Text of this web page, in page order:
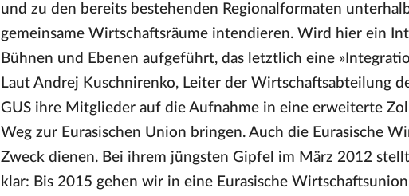
und zu den bereits bestehenden Regionalformaten
gemeinsame Wirtschaftsräume intendieren. Wird hier ein
Bühnen und Ebenen aufgeführt, das letztlich eine
Laut Andrej Kuschnirenko, Leiter der Wirtschaftsabteilung
GUS ihre Mitglieder auf die Aufnahme in eine erweiterte
Weg zur Eurasischen Union bringen. Auch die Eurasische
Zweck dienen. Bei ihrem jüngsten Gipfel im März 2012
klar: Bis 2015 gehen wir in eine Eurasische Wirtschaftsunion